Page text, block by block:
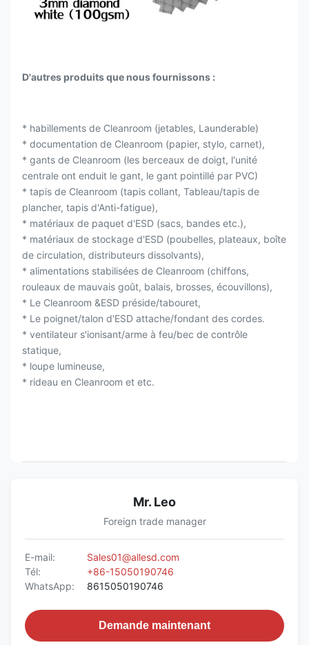
D'autres produits que nous fournissons :
* habillements de Cleanroom (jetables, Launderable)
* documentation de Cleanroom (papier, stylo, carnet),
* gants de Cleanroom (les berceaux de doigt, l'unité
centrale ont enduit le gant, le gant pointillé par PVC)
* tapis de Cleanroom (tapis collant, Tableau/tapis de
plancher, tapis d'Anti-fatigue),
* matériaux de paquet d'ESD (sacs, bandes etc.),
* matériaux de stockage d'ESD (poubelles, plateaux, boîte
de circulation, distributeurs dissolvants),
* alimentations stabilisées de Cleanroom (chiffons,
rouleaux de mauvais goût, balais, brosses, écouvillons),
* Le Cleanroom &ESD préside/tabouret,
* Le poignet/talon d'ESD attache/fondant des cordes.
* ventilateur s'ionisant/arme à feu/bec de contrôle
statique,
* loupe lumineuse,
* rideau en Cleanroom et etc.
Mr. Leo
Foreign trade manager
E-mail:
Sales01@allesd.com
Tél:
+86-15050190746
WhatsApp:
8615050190746
Demande maintenant